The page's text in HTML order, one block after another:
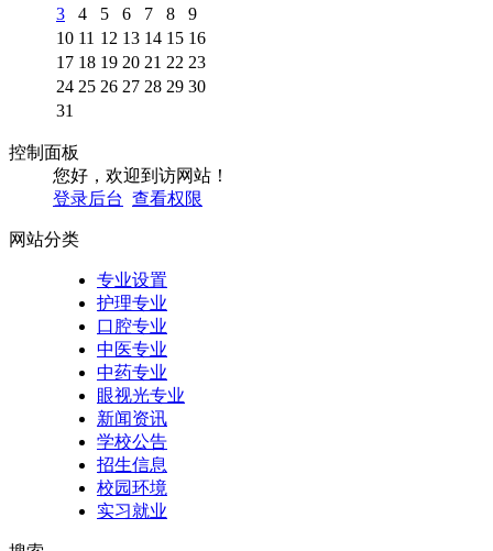
3
4 5 6 7 8
9
10 11 12 13 14 15 16
17 18 19 20 21 22 23
24 25 26 27 28 29 30
31
控制面板
您好，欢迎到访网站！
登录后台 查看权限
网站分类
专业设置
护理专业
口腔专业
中医专业
中药专业
眼视光专业
新闻资讯
学校公告
招生信息
校园环境
实习就业